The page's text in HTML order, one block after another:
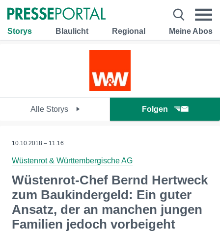
Storys Blaulicht Regional Meine Abos
Alle Storys Folgen
10.10.2018 – 11:16
Wüstenrot & Württembergische AG
Wüstenrot-Chef Bernd Hertweck
zum Baukindergeld: Ein guter
Ansatz, der an manchen jungen
Familien jedoch vorbeigeht